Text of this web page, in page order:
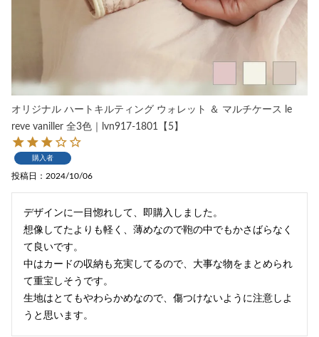
オリジナル ハートキルティング ウォレット ＆ マルチケース le
reve vaniller 全3色｜lvn917-1801【5】
購入者
投稿日 2024/10/06
デザインに一目惚れして、即購入しました。
想像してたよりも軽く、薄めなので鞄の中でもかさばらなく
て良いです。
中はカードの収納も充実してるので、大事な物をまとめられ
て重宝しそうです。
生地はとてもやわらかめなので、傷つけないように注意しよ
うと思います。